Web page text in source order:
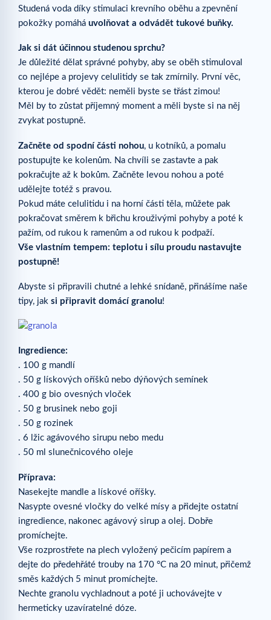
Studená voda díky stimulaci krevního oběhu a zpevnění
pokožky pomáhá uvolňovat a odvádět tukové buňky.
Jak si dát účinnou studenou sprchu?
Je důležité dělat správné pohyby, aby se oběh stimuloval
co nejlépe a projevy celulitidy se tak zmírnily. První věc,
kterou je dobré vědět: neměli byste se třást zimou!
Měl by to zůstat příjemný moment a měli byste si na něj
zvykat postupně.
Začněte od spodní části nohou, u kotníků, a pomalu
postupujte ke kolenům. Na chvíli se zastavte a pak
pokračujte až k bokům. Začněte levou nohou a poté
udělejte totéž s pravou.
Pokud máte celulitidu i na horní části těla, můžete pak
pokračovat směrem k břichu krouživými pohyby a poté k
pažím, od rukou k ramenům a od rukou k podpaží.
Vše vlastním tempem: teplotu i sílu proudu nastavujte
postupně!
Abyste si připravili chutné a lehké snídaně, přinášíme naše
tipy, jak si připravit domácí granolu!
Ingredience:
. 100 g mandlí
. 50 g lískových oříšků nebo dýňových semínek
. 400 g bio ovesných vloček
. 50 g brusinek nebo goji
. 50 g rozinek
. 6 lžic agávového sirupu nebo medu
. 50 ml slunečnicového oleje
Příprava:
Nasekejte mandle a lískové oříšky.
Nasypte ovesné vločky do velké mísy a přidejte ostatní
ingredience, nakonec agávový sirup a olej. Dobře
promíchejte.
Vše rozprostřete na plech vyložený pečicím papírem a
dejte do předehřáté trouby na 170 °C na 20 minut, přičemž
směs každých 5 minut promíchejte.
Nechte granolu vychladnout a poté ji uchovávejte v
hermeticky uzavíratelné dóze.